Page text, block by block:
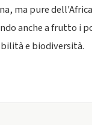
ma pure
anche a frutto i
e biodiversità.